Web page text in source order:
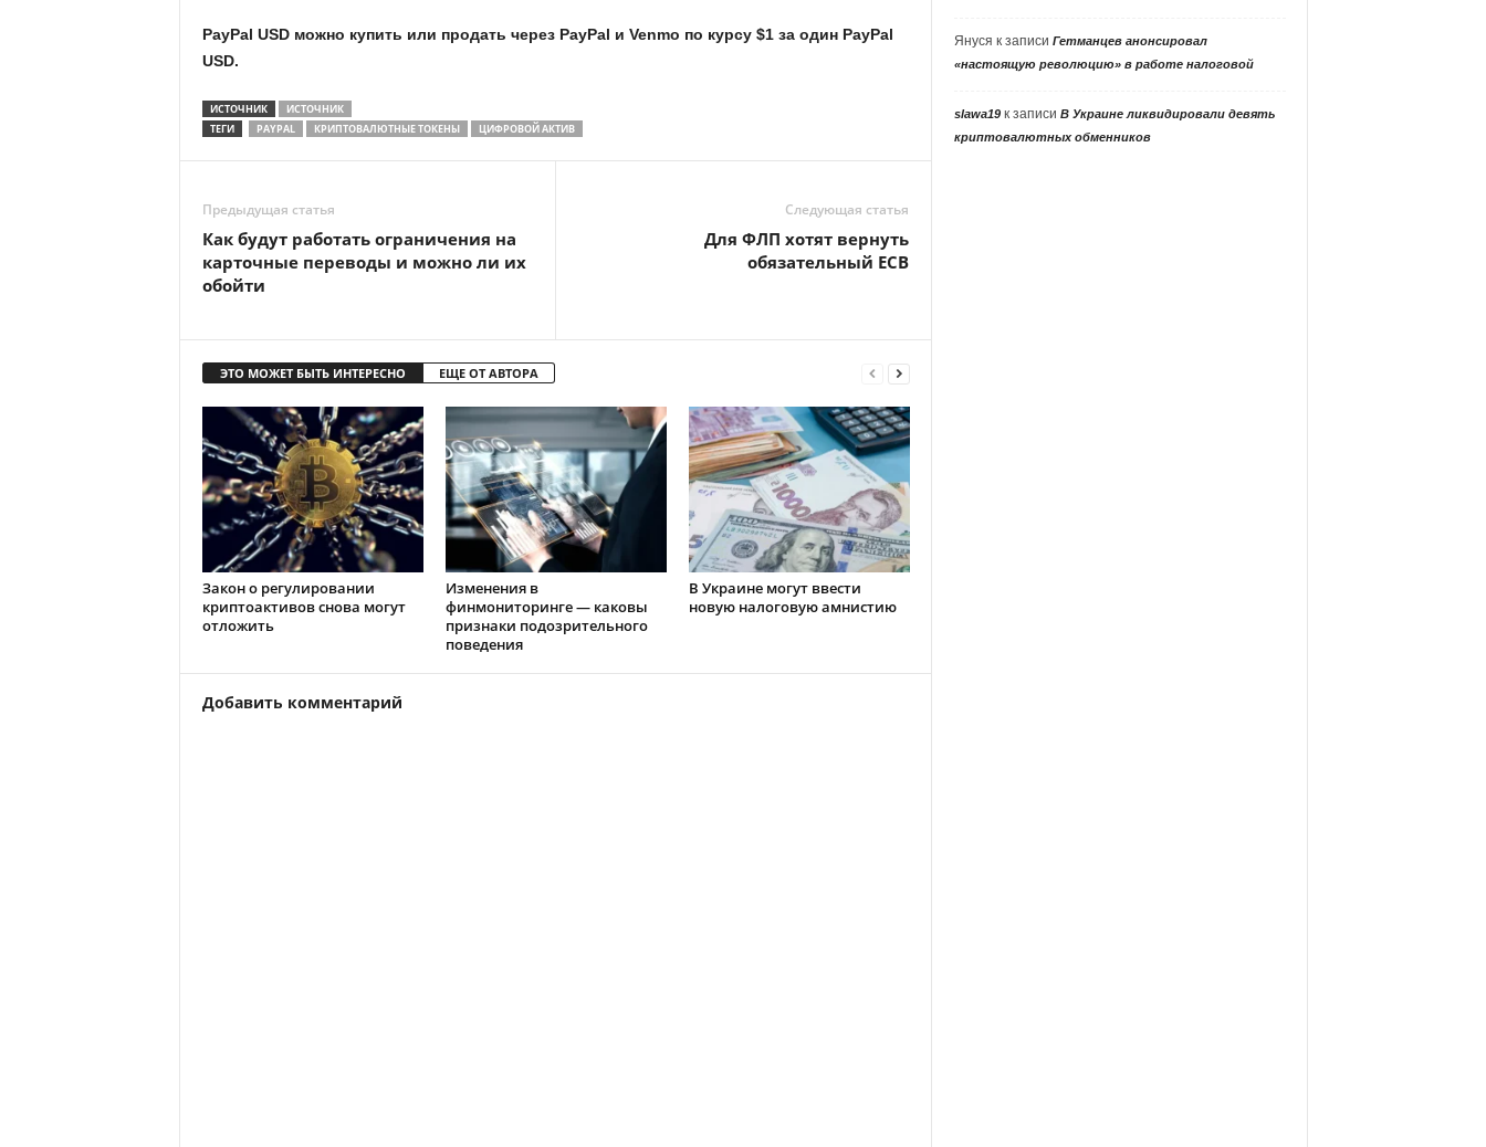
PayPal USD можно купить или продать через PayPal и Venmo по курсу $1 за один PayPal
USD.
ИСТОЧНИК
ИСТОЧНИК
ТЕГИ
PAYPAL КРИПТОВАЛЮТНЫЕ ТОКЕНЫ ЦИФРОВОЙ АКТИВ
Предыдущая статья
Как будут работать ограничения на
карточные переводы и можно ли их
обойти
Следующая статья
Для ФЛП хотят вернуть
обязательный ЕСВ
ЭТО МОЖЕТ БЫТЬ ИНТЕРЕСНО ЕЩЕ ОТ АВТОРА
Закон о регулировании
криптоактивов снова могут
отложить
Изменения в
финмониторинге — каковы
признаки подозрительного
поведения
В Украине могут ввести
новую налоговую амнистию
Добавить комментарий
Януся к записи Гетманцев анонсировал
«настоящую революцию» в работе налоговой
slawa19к записи В Украине ликвидировали девять
криптовалютных обменников